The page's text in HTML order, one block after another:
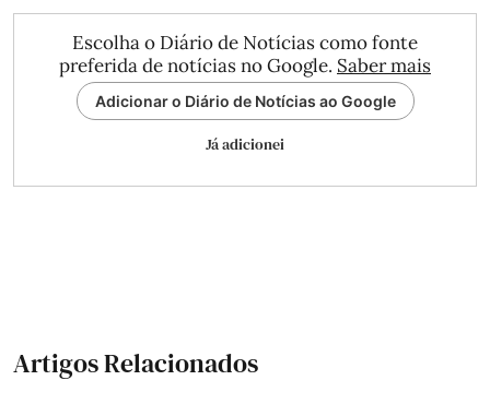
Escolha o Diário de Notícias como fonte
preferida de notícias no Google. Saber mais
Adicionar o Diário de Notícias ao Google
Já adicionei
Artigos Relacionados